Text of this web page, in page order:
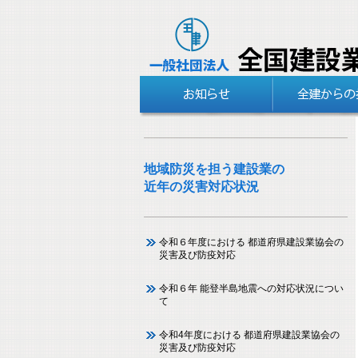
地域防災を担う建設業の
近年の災害対応状況
令和６年度における 都道府県建設業協会の
災害及び防疫対応
令和６年 能登半島地震への対応状況につい
て
令和4年度における 都道府県建設業協会の
災害及び防疫対応